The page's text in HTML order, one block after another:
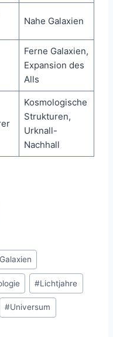
Nahe Galaxien
Ferne Galaxien,
Expansion des
Alls
Kosmologische
Strukturen,
Urknall-
Nachhall
Galaxien
#Lichtjahre
#Universum